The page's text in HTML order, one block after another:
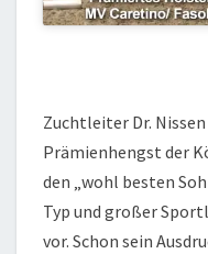
Zuchtleiter Dr.
Prämienhengst der
den „wohl besten
Typ und großer
vor. Schon sein